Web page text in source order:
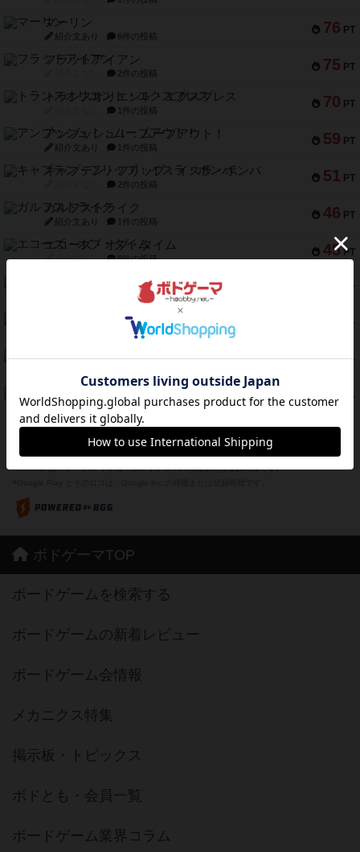
76 PT
マーリン
紹介文あり 6件の投稿
75 PT
フラットアイアン
2件の投稿
70 PT
トランスオリエント・エクスプレス
1件の投稿
59 PT
アンブッシュ！：ムーブアウト！
紹介文あり 1件の投稿
51 PT
キャプテン・フリップ：イスラ・ボンバ
2件の投稿
46 PT
ガルフストライク
紹介文あり 1件の投稿
45 PT
エコーズ・オブ・タイム
紹介文なし 8件の投稿
PT
12件の投稿
PT
1件の投稿
45 PT
Bitter End ブタペスト救出作戦
42 PT
紹介文あり 10件の投稿
※Apple、Apple のロゴ は、米国および他の国々で登録されたApple Inc.の商標です。
※App Store は、Apple Inc.のサービスマークです。
※Android は、グーグル インコーポレイテッドの商標または登録商標です。
ボドゲーマTOP
ボードゲームを検索する
ボードゲームの新着レビュー
ボードゲーム会情報
メカニクス特集
掲示板・トピックス
ボドとも・会員一覧
ボードゲーム業界コラム